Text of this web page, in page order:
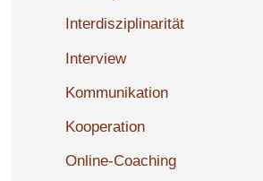
Interdisziplinarität
Interview
Kommunikation
Kooperation
Online-Coaching